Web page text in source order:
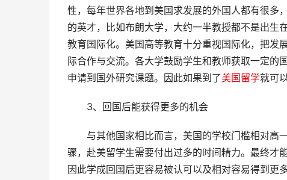
性，每年世界各地到美国求发展的外国人都有很多
的英才，比如布朗大学，大约一半教授都不是出生
教育国际化。美国高等教育十分重视国际化，把发
际合作与交流。各大学鼓励学生和教师获取一定的
申请到国外研究课题。因此如果到了美国留学就可
3、回国后能获得更多的机会
与其他国家相比而言，美国的学校门槛相对高
骤，赴美留学生需要付出过多的时间精力。最终才
因此学成回国后更容易被认可以及相对容易得到更多